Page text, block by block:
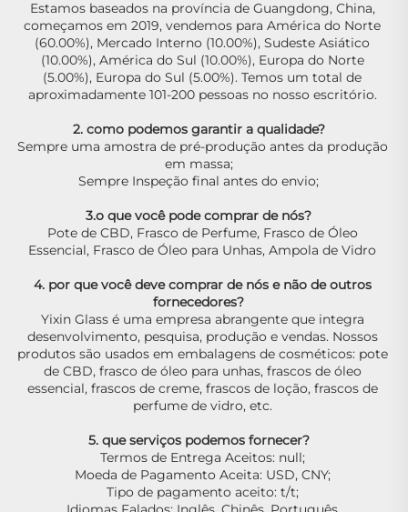
Estamos baseados na província de Guangdong, China,
começamos em 2019, vendemos para América do Norte
(60.00%), Mercado Interno (10.00%), Sudeste Asiático
(10.00%), América do Sul (10.00%), Europa do Norte
(5.00%), Europa do Sul (5.00%). Temos um total de
aproximadamente 101-200 pessoas no nosso escritório.
2. como podemos garantir a qualidade?
Sempre uma amostra de pré-produção antes da produção
em massa;
Sempre Inspeção final antes do envio;
3.o que você pode comprar de nós?
Pote de CBD, Frasco de Perfume, Frasco de Óleo
Essencial, Frasco de Óleo para Unhas, Ampola de Vidro
4. por que você deve comprar de nós e não de outros
fornecedores?
Yixin Glass é uma empresa abrangente que integra
desenvolvimento, pesquisa, produção e vendas. Nossos
produtos são usados em embalagens de cosméticos: pote
de CBD, frasco de óleo para unhas, frascos de óleo
essencial, frascos de creme, frascos de loção, frascos de
perfume de vidro, etc.
5. que serviços podemos fornecer?
Termos de Entrega Aceitos: null;
Moeda de Pagamento Aceita: USD, CNY;
Tipo de pagamento aceito: t/t;